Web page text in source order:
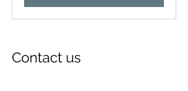
Contact us